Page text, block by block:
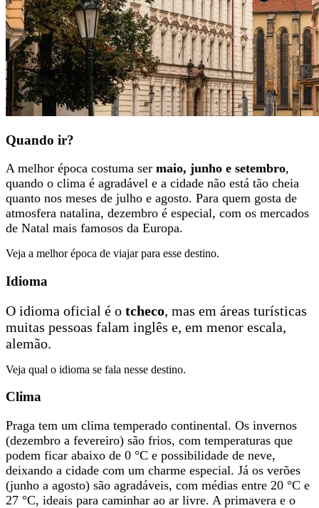
Quando ir?
A melhor época costuma ser maio, junho e setembro,
quando o clima é agradável e a cidade não está tão cheia
quanto nos meses de julho e agosto. Para quem gosta de
atmosfera natalina, dezembro é especial, com os mercados
de Natal mais famosos da Europa.
Veja a melhor época de viajar para esse destino.
Idioma
O idioma oficial é o tcheco, mas em áreas turísticas
muitas pessoas falam inglês e, em menor escala,
alemão.
Veja qual o idioma se fala nesse destino.
Clima
Praga tem um clima temperado continental. Os invernos
(dezembro a fevereiro) são frios, com temperaturas que
podem ficar abaixo de 0 °C e possibilidade de neve,
deixando a cidade com um charme especial. Já os verões
(junho a agosto) são agradáveis, com médias entre 20 °C e
27 °C, ideais para caminhar ao ar livre. A primavera e o